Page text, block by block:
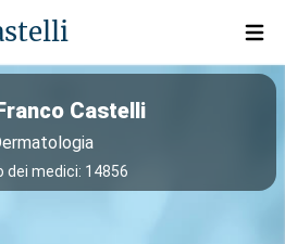
Open
Castelli
dei medici: 14856